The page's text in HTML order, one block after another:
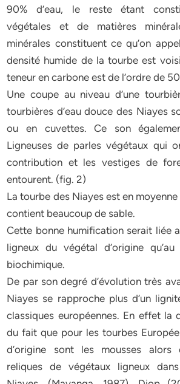
90% d’eau, le reste étant
végétales et de matières
minérales constituent ce qu’on
densité humide de la tourbe est
teneur en carbone est de l’ordre de
Une coupe au niveau d’une
tourbières d’eau douce des Niayes
ou en cuvettes. Ce son
Ligneuses de parles végétaux qui
contribution et les vestiges de
entourent. (fig. 2)
La tourbe des Niayes est en
contient beaucoup de sable.
Cette bonne humification serait liée
ligneux du végétal d’origine qu’au
biochimique.
De par son degré d’évolution très
Niayes se rapproche plus d’un
classiques européennes. En effet la
du fait que pour les tourbes
d’origine sont les mousses alors
reliques de végétaux ligneux